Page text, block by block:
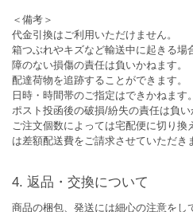
＜備考＞
代金引換はご利用いただけません。
箱つぶれやキズなど輸送中に起きる場
障のない損傷の責任は負いかねます。
配達荷物を追跡することができます。
日時・時間帯のご指定はできかねます。
ポスト投函後の破損/紛失の責任は負い
ご注文個数によっては宅配便に切り
は差額配送費をご請求させていただき
返品・交換について
商品の梱包、発送には細心の注意をし